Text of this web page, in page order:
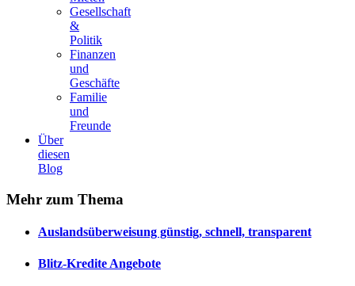
Gesellschaft
&
Politik
Finanzen
und
Geschäfte
Familie
und
Freunde
Über
diesen
Blog
Mehr zum Thema
Auslandsüberweisung günstig, schnell, transparent
Blitz-Kredite Angebote